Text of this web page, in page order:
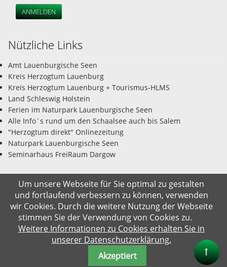
ANMELDEN
Nützliche Links
Amt Lauenburgische Seen
Kreis Herzogtum Lauenburg
Kreis Herzogtum Lauenburg + Tourismus-HLMS
Land Schleswig Holstein
Ferien im Naturpark Lauenburgische Seen
Alle Info`s rund um den Schaalsee auch bis Salem
"Herzogtum direkt" Onlinezeitung
Naturpark Lauenburgische Seen
Seminarhaus FreiRaum Dargow
© Gemeinde Salem-Dargow 08.08.2026
Impressum Datenschutz Kontakt Suche
Um unsere Webseite für Sie optimal zu gestalten
und fortlaufend verbessern zu können, verwenden
wir Cookies. Durch die weitere Nutzung der Webseite
stimmen Sie der Verwendung von Cookies zu.
Weitere Informationen zu Cookies erhalten Sie in
unserer Datenschutzerklärung.
Akzeptiert